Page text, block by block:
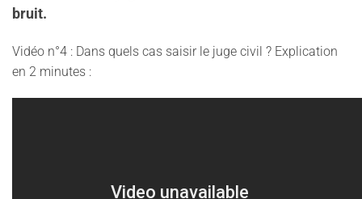
bruit.
Vidéo n°4 : Dans quels cas saisir le juge civil ? Explication
en 2 minutes :